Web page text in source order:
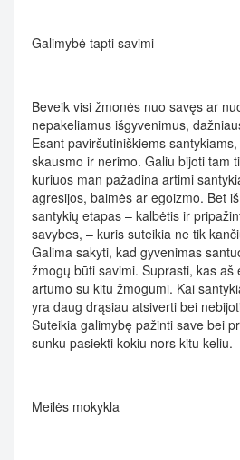
Galimybė tapti savimi
Beveik visi žmonės nuo savęs ar
nepakeliamus išgyvenimus,
Esant paviršutiniškiems
skausmo ir nerimo. Galiu bijoti tam
kuriuos man pažadina artimi
agresijos, baimės ar egoizmo. Bet
santykių etapas – kalbėtis ir
savybes, – kuris suteikia ne tik
Galima sakyti, kad gyvenimas
žmogų būti savimi. Suprasti, kas
artumo su kitu žmogumi. Kai
yra daug drąsiau atsiverti bei
Suteikia galimybę pažinti save bei
sunku pasiekti kokiu nors kitu keliu.
Meilės mokykla